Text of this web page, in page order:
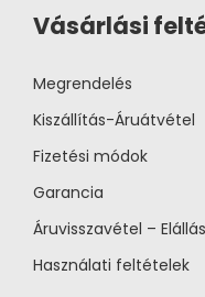
Vásárlási
Megrendelés
Kiszállítás-Áruátvétel
Fizetési módok
Garancia
Áruvisszavétel –
Használati feltételek